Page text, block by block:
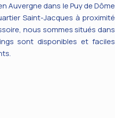
Auvergne dans le Puy de Dôme
Saint-Jacques à proximité
nous sommes situés dans
sont disponibles et faciles